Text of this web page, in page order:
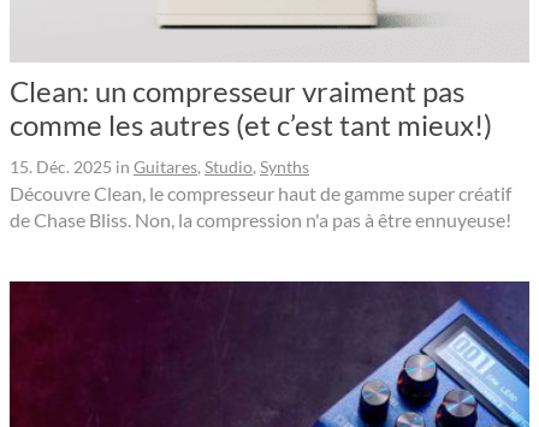
Clean: un compresseur vraiment pas
comme les autres (et c’est tant mieux!)
15. Déc. 2025 in Guitares, Studio, Synths
Découvre Clean, le compresseur haut de gamme super créatif
de Chase Bliss. Non, la compression n'a pas à être ennuyeuse!